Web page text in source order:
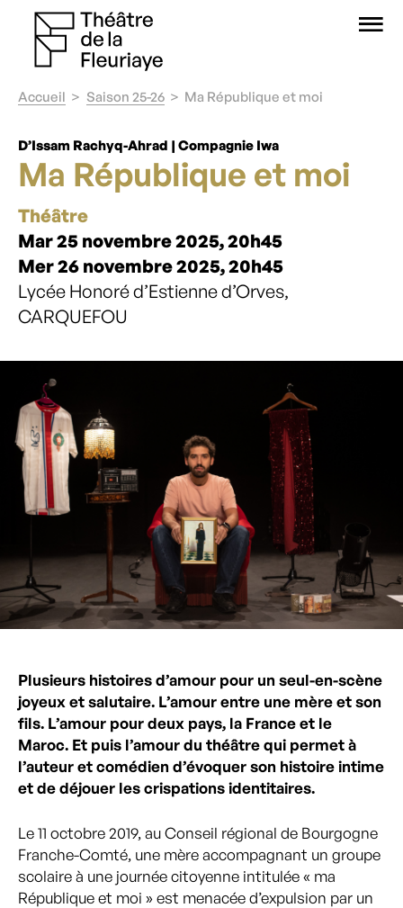
Accueil Saison 25-26 Ma République et moi
D’Issam Rachyq-Ahrad | Compagnie Iwa
Ma République et moi
Théâtre
Mar 25 novembre 2025, 20h45
Mer 26 novembre 2025, 20h45
Lycée Honoré d’Estienne d’Orves,
CARQUEFOU
Plusieurs histoires d’amour pour un seul-en-scène
joyeux et salutaire. L’amour entre une mère et son
fils. L’amour pour deux pays, la France et le
Maroc. Et puis l’amour du théâtre qui permet à
l’auteur et comédien d’évoquer son histoire intime
et de déjouer les crispations identitaires.
Le 11 octobre 2019, au Conseil régional de Bourgogne
Franche-Comté, une mère accompagnant un groupe
scolaire à une journée citoyenne intitulée « ma
République et moi » est menacée d’expulsion par un